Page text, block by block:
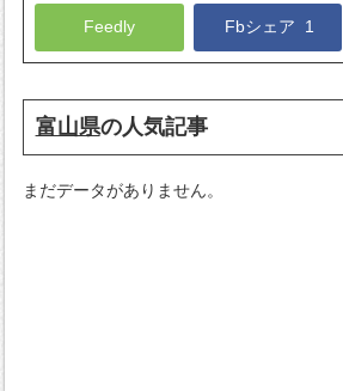
Feedly Fbシェア 1
富山県の人気記事
まだデータがありません。